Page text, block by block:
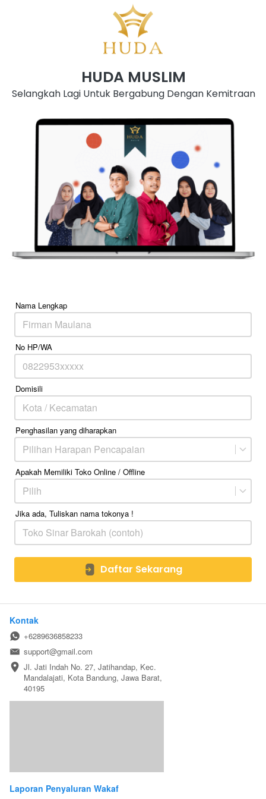
HUDA MUSLIM
Selangkah Lagi Untuk Bergabung Dengan Kemitraan
Nama Lengkap
No HP/WA
Domisili
Penghasilan yang diharapkan
Pilihan Harapan Pencapaian
Apakah Memiliki Toko Online / Offline
Pilih
Jika ada, Tuliskan nama tokonya !
` Daftar Sekarang
Kontak
+6289636858233
support@gmail.com
Jl. Jati Indah No. 27, Jatihandap, Kec.
Mandalajati, Kota Bandung, Jawa Barat,
40195
Laporan Penyaluran Wakaf